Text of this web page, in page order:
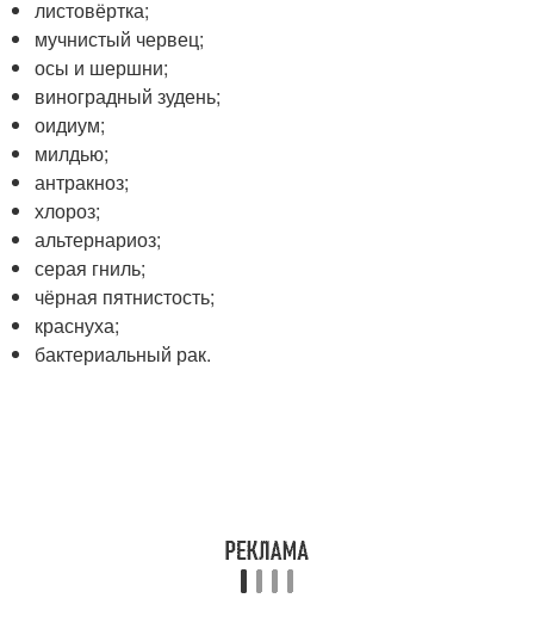
листовёртка;
мучнистый червец;
осы и шершни;
виноградный зудень;
оидиум;
милдью;
антракноз;
хлороз;
альтернариоз;
серая гниль;
чёрная пятнистость;
краснуха;
бактериальный рак.